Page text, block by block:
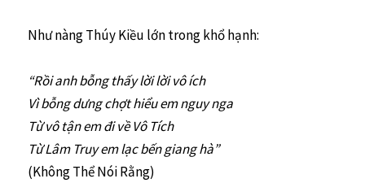
Như nàng Thúy Kiều lớn trong khổ hạnh:
“Rồi anh bỗng thấy lời lời vô ích
Vì bỗng dưng chợt hiểu em nguy nga
Từ vô tận em đi về Vô Tích
Từ Lâm Truy em lạc bến giang hà”
(Không Thể Nói Rằng)